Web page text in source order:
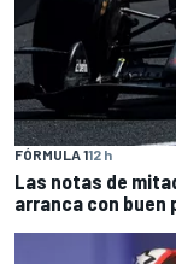
FÓRMULA 112 h
Las notas de
arranca con buen